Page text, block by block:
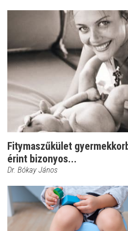
Fitymaszűkület
érint bizonyos...
Dr. Bókay János